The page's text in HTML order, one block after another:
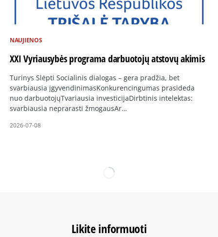
NAUJIENOS
XXI Vyriausybės programa darbuotojų atstovų akimis
Turinys Slėpti Socialinis dialogas – gera pradžia, bet
svarbiausia įgyvendinimasKonkurencingumas prasideda
nuo darbuotojųTvariausia investicijaDirbtinis intelektas:
svarbiausia neprarasti žmogausAr…
2026-07-08
Likite informuoti